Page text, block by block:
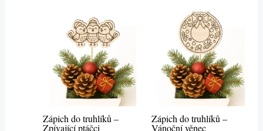
Zápich do truhlíků –
Zpívající ptáčci
Zápich do truhlíků –
Vánoční věnec